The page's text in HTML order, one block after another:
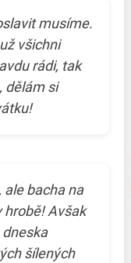
musíme.
všichni
rádi, tak
dělám si
ale bacha na
hrobě! Avšak
šílených